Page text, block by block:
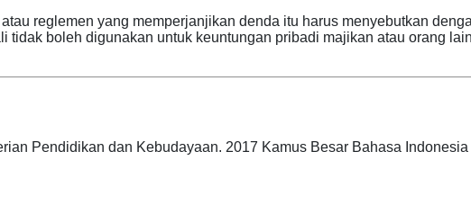
reglemen yang memperjanjikan denda itu harus menyebutkan
tidak boleh digunakan untuk keuntungan pribadi majikan atau orang
Pendidikan dan Kebudayaan. 2017 Kamus Besar Bahasa